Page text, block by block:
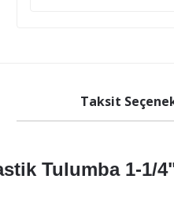
Taksit
Tulumba 1-1/